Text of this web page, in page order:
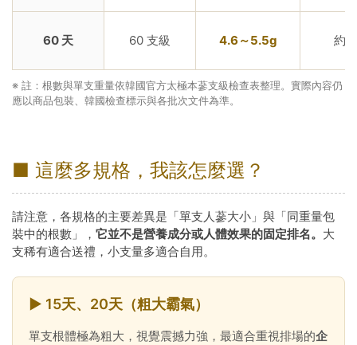
60 天 60 支級 4.6～5.5g 約
※ 註：根數與單支重量依韓國官方太極本蔘支級檢查表整理。實際內容仍
應以商品包裝、韓國檢查標示與各批次文件為準。
■ 這麼多規格，我該怎麼選？
請注意，各規格的主要差異是「單支人蔘大小」與「同重量包
裝中的根數」， 它並不是營養成分或人體效果的固定排名。 大
支稀有適合送禮，小支量多適合自用。
► 15天、20天（粗大霸氣）
單支根體極為粗大，視覺震撼力強，最適合重視排場的企